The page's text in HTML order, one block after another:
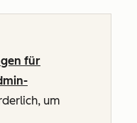
für
um